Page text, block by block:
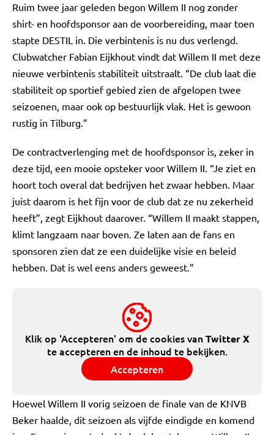
Ruim twee jaar geleden begon Willem II nog zonder
shirt- en hoofdsponsor aan de voorbereiding, maar toen
stapte DESTIL in. Die verbintenis is nu dus verlengd.
Clubwatcher Fabian Eijkhout vindt dat Willem II met deze
nieuwe verbintenis stabiliteit uitstraalt. “De club laat die
stabiliteit op sportief gebied zien de afgelopen twee
seizoenen, maar ook op bestuurlijk vlak. Het is gewoon
rustig in Tilburg.”
De contractverlenging met de hoofdsponsor is, zeker in
deze tijd, een mooie opsteker voor Willem II. “Je ziet en
hoort toch overal dat bedrijven het zwaar hebben. Maar
juist daarom is het fijn voor de club dat ze nu zekerheid
heeft”, zegt Eijkhout daarover. “Willem II maakt stappen,
klimt langzaam naar boven. Ze laten aan de fans en
sponsoren zien dat ze een duidelijke visie en beleid
hebben. Dat is wel eens anders geweest.”
Klik op 'Accepteren' om de cookies vanTwitter X
te accepteren en de inhoud te bekijken.
Accepteren
Hoewel Willem II vorig seizoen de finale van de KNVB
Beker haalde, dit seizoen als vijfde eindigde en komend